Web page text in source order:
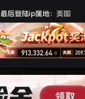
最后登陆ip属地： 美国